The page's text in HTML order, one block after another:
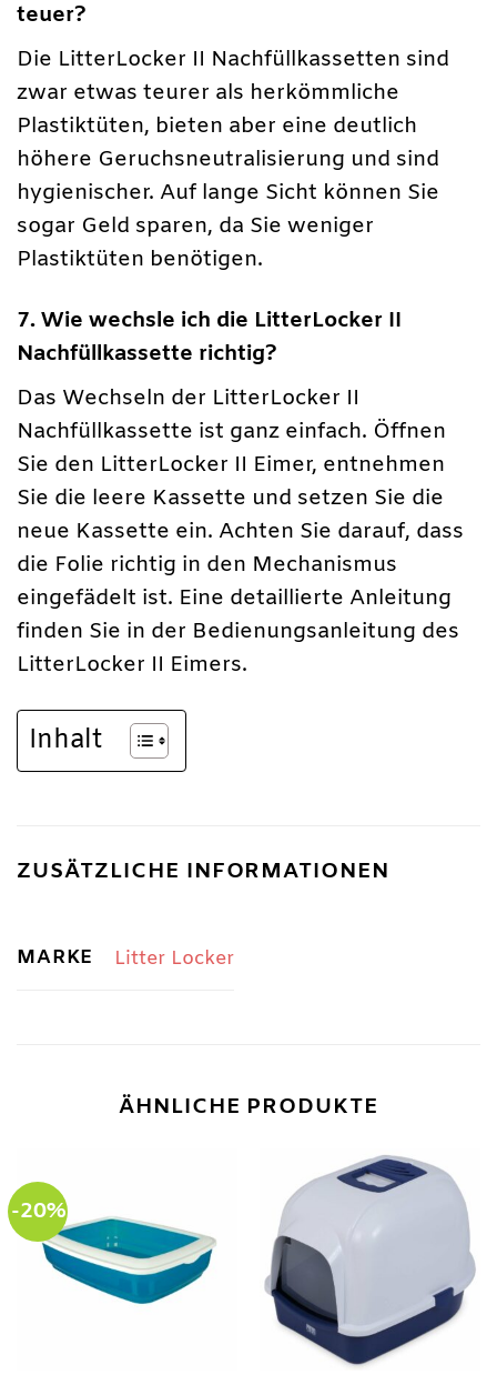
teuer?
Die LitterLocker II Nachfüllkassetten sind
zwar etwas teurer als herkömmliche
Plastiktüten, bieten aber eine deutlich
höhere Geruchsneutralisierung und sind
hygienischer. Auf lange Sicht können Sie
sogar Geld sparen, da Sie weniger
Plastiktüten benötigen.
7. Wie wechsle ich die LitterLocker II
Nachfüllkassette richtig?
Das Wechseln der LitterLocker II
Nachfüllkassette ist ganz einfach. Öffnen
Sie den LitterLocker II Eimer, entnehmen
Sie die leere Kassette und setzen Sie die
neue Kassette ein. Achten Sie darauf, dass
die Folie richtig in den Mechanismus
eingefädelt ist. Eine detaillierte Anleitung
finden Sie in der Bedienungsanleitung des
LitterLocker II Eimers.
Inhalt
ZUSÄTZLICHE INFORMATIONEN
MARKE Litter Locker
ÄHNLICHE PRODUKTE
-20%